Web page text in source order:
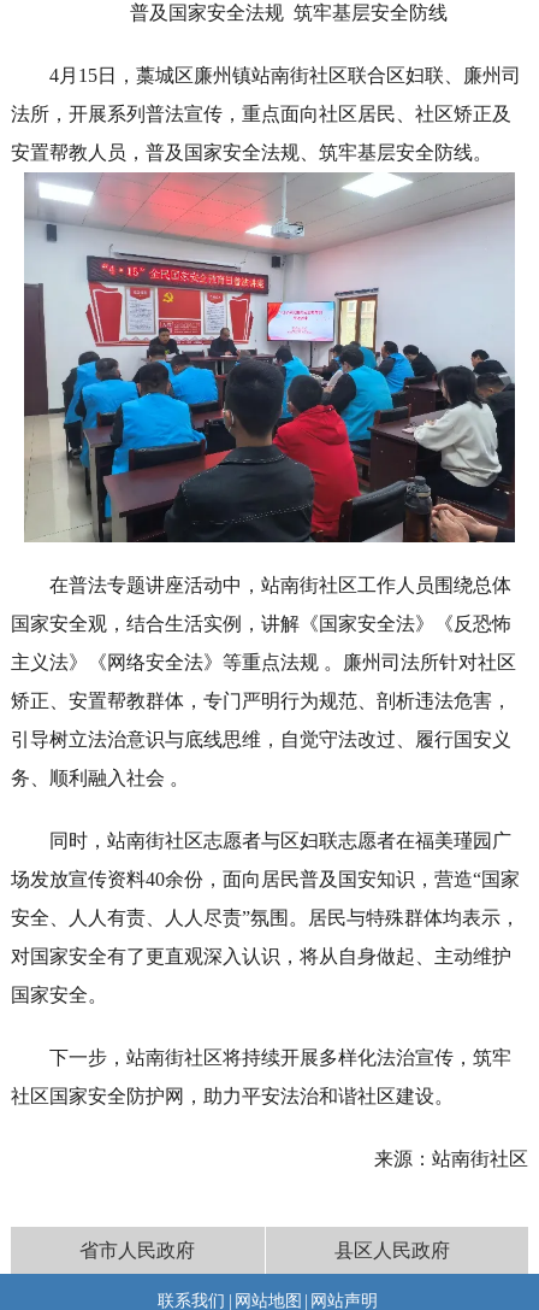
普及国家安全法规 筑牢基层安全防线
4月15日，藁城区廉州镇站南街社区联合区妇联、廉州司
法所，开展系列普法宣传，重点面向社区居民、社区矫正及
安置帮教人员，普及国家安全法规、筑牢基层安全防线。
在普法专题讲座活动中，站南街社区工作人员围绕总体
国家安全观，结合生活实例，讲解《国家安全法》《反恐怖
主义法》《网络安全法》等重点法规 。廉州司法所针对社区
矫正、安置帮教群体，专门严明行为规范、剖析违法危害，
引导树立法治意识与底线思维，自觉守法改过、履行国安义
务、顺利融入社会 。
同时，站南街社区志愿者与区妇联志愿者在福美瑾园广
场发放宣传资料40余份，面向居民普及国安知识，营造“国家
安全、人人有责、人人尽责”氛围。居民与特殊群体均表示，
对国家安全有了更直观深入认识，将从自身做起、主动维护
国家安全。
下一步，站南街社区将持续开展多样化法治宣传，筑牢
社区国家安全防护网，助力平安法治和谐社区建设。
来源：站南街社区
省市人民政府 县区人民政府
联系我们 | 网站地图 | 网站声明